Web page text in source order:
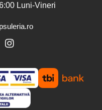
Luni-Vineri